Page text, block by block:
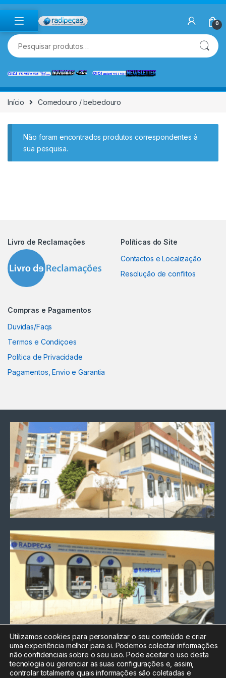
Skip to navigation
Skip to content
0
Pesquisar por:
Início Comedouro / bebedouro
Não foram encontrados produtos correspondentes à
sua pesquisa.
Livro de Reclamações
Políticas do Site
Contactos e Localização
Resolução de conflitos
Compras e Pagamentos
Duvidas/Faqs
Termos e Condiçoes
Política de Privacidade
Pagamentos, Envio e Garantia
Chamada para a rede fixa
nacional
Electrónica:212
Utilizamos cookies para personalizar o seu conteúdo e criar
uma experiência melhor para si. Podemos colectar informações
não confidenciais sobre o seu uso. Pode aceitar o uso desta
tecnologia ou gerenciar as suas configurações e, assim,
controlar totalmente quais informações são coletadas e